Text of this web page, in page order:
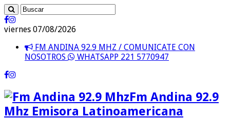
viernes 07/08/2026
FM ANDINA 92.9 MHZ / COMUNICATE CON
NOSOTROS
WHATSAPP 221 5770947
Fm Andina 92.9
Mhz Emisora Latinoamericana